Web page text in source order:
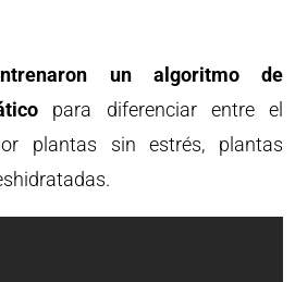
un algoritmo de
para diferenciar entre el
plantas sin estrés, plantas